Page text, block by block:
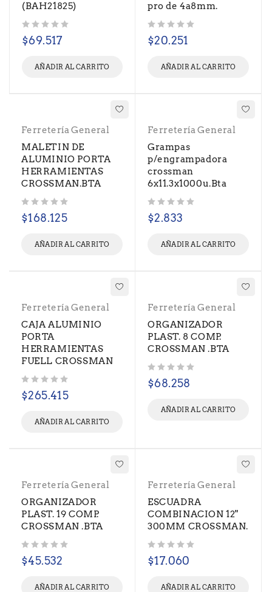
(BAH21825)
$69.517
AÑADIR AL CARRITO
pro de 4a8mm.
$20.251
AÑADIR AL CARRITO
Ferretería General
MALETIN DE
ALUMINIO PORTA
HERRAMIENTAS
CROSSMAN.BTA
$168.125
AÑADIR AL CARRITO
Ferretería General
Grampas
p/engrampadora
crossman
6x11.3x1000u.Bta
$2.833
AÑADIR AL CARRITO
Ferretería General
CAJA ALUMINIO
PORTA
HERRAMIENTAS
FUELL CROSSMAN
$265.415
AÑADIR AL CARRITO
Ferretería General
ORGANIZADOR
PLAST. 8 COMP.
CROSSMAN .BTA
$68.258
AÑADIR AL CARRITO
Ferretería General
ORGANIZADOR
PLAST. 19 COMP.
CROSSMAN .BTA
$45.532
AÑADIR AL CARRITO
Ferretería General
ESCUADRA
COMBINACION 12"
300MM CROSSMAN.
$17.060
AÑADIR AL CARRITO